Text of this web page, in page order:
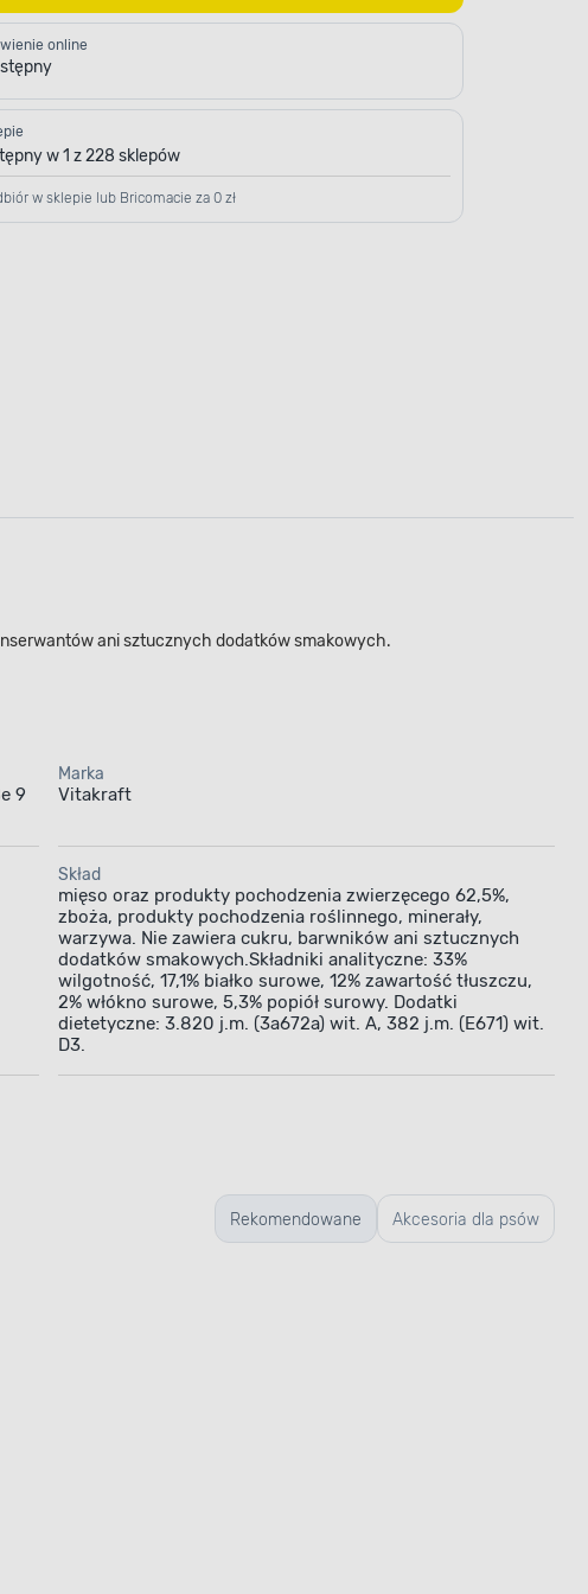
online
w 1 z 228 sklepów
w sklepie lub Bricomacie za 0 zł
ani sztucznych dodatków smakowych.
9
Marka
Vitakraft
Skład
mięso oraz produkty pochodzenia zwierzęcego 62,5%,
zboża, produkty pochodzenia roślinnego, minerały,
warzywa. Nie zawiera cukru, barwników ani sztucznych
dodatków smakowych.Składniki analityczne: 33%
wilgotność, 17,1% białko surowe, 12% zawartość tłuszczu,
2% włókno surowe, 5,3% popiół surowy. Dodatki
dietetyczne: 3.820 j.m. (3a672a) wit. A, 382 j.m. (E671) wit.
D3.
Rekomendowane Akcesoria dla psów